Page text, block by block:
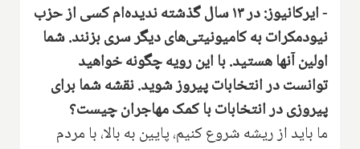
- ایرکانیوز: در ۱۳ سال گذشته ندیده‌ام کسی از حزب
نیودمکرات به کامیونیتی‌های دیگر سری بزنند. شما
اولین آنها هستید. با این رویه چگونه خواهید
توانست در انتخابات پیروز شوید. نقشه شما برای
پیروزی در انتخابات با کمک مهاجران چیست؟
ما باید از ریشه شروع کنیم، پایین به بالا، با مردم